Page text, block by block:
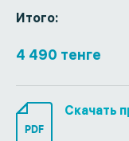
Итого:
4 490 тенге
PDF
Скачать